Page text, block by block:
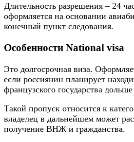
Длительность разрешения – 24
оформляется на основании
конечный пункт следования.
Особенности National visa
Это долгосрочная виза.
если россиянин планирует
французского государства
Такой пропуск относится к
владелец в дальнейшем может
получение ВНЖ и гражданства.